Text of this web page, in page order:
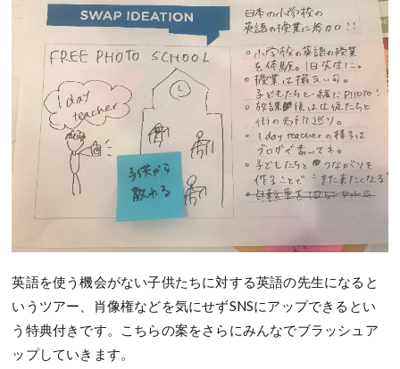
英語を使う機会がない子供たちに対する英語の先生になると
いうツアー、肖像権などを気にせずSNSにアップできるとい
う特典付きです。こちらの案をさらにみんなでブラッシュア
ップしていきます。